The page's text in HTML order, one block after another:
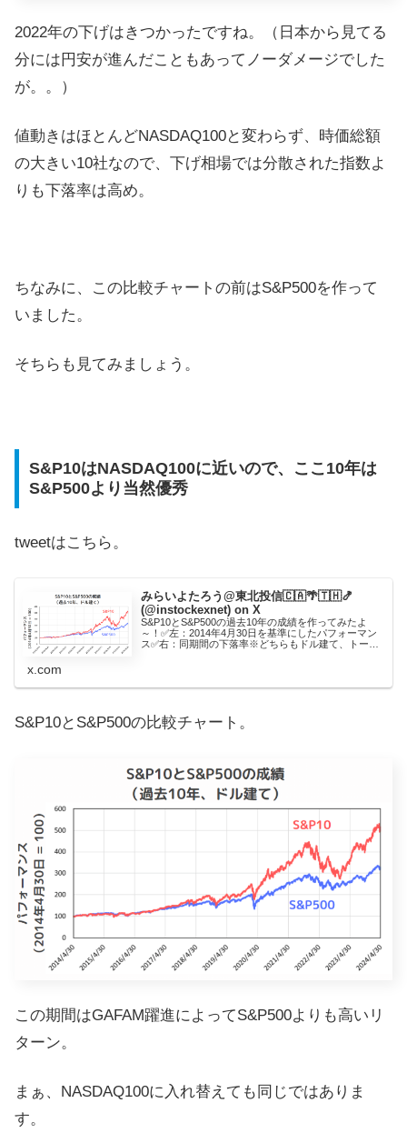
2022年の下げはきつかったですね。（日本から見てる
分には円安が進んだこともあってノーダメージでした
が。。）
値動きはほとんどNASDAQ100と変わらず、時価総額
の大きい10社なので、下げ相場では分散された指数よ
りも下落率は高め。
ちなみに、この比較チャートの前はS&P500を作って
いました。
そちらも見てみましょう。
S&P10はNASDAQ100に近いので、ここ10年は
S&P500より当然優秀
tweetはこちら。
みらいよたろう@東北投信🇨🇦🌴🇹🇭🍤
(@instockexnet) on X
S&P10とS&P500の過去10年の成績を作ってみたよ
～！✅左：2014年4月30日を基準にしたパフォーマン
ス✅右：同期間の下落率※どちらもドル建て、トータ
x.com
S&P10とS&P500の比較チャート。
この期間はGAFAM躍進によってS&P500よりも高いリ
ターン。
まぁ、NASDAQ100に入れ替えても同じではありま
す。